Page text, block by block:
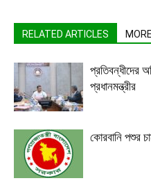
RELATED ARTICLES
প্রতিবন্ধীদের
প্রধানমন্ত্রীর
কোরবানি পশুর